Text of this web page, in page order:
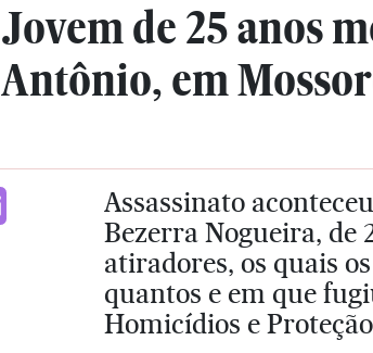
Jovem de 25 anos
Antônio, em
Assassinato
Bezerra Nogueira, de
atiradores, os quais
quantos e em que
Homicídios e